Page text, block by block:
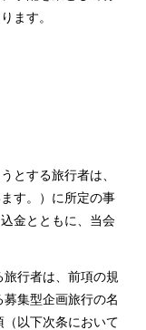
ます。
とする旅行者は、
す。）に所定の事
金とともに、当会
行者は、前項の規
集型企画旅行の名
以下次条において